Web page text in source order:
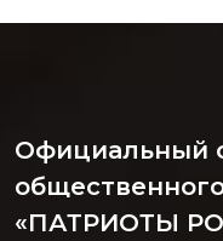
Официальный
«ПАТРИОТЫ